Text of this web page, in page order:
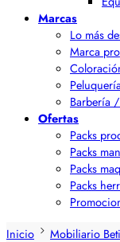
Marcas
Lo más
Marca
Barbería
Ofertas
Packs
Packs
Packs
Packs
Inicio
Mobiliario